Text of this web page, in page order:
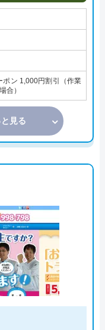
ポン 1,000円割引（作業
合）
見る